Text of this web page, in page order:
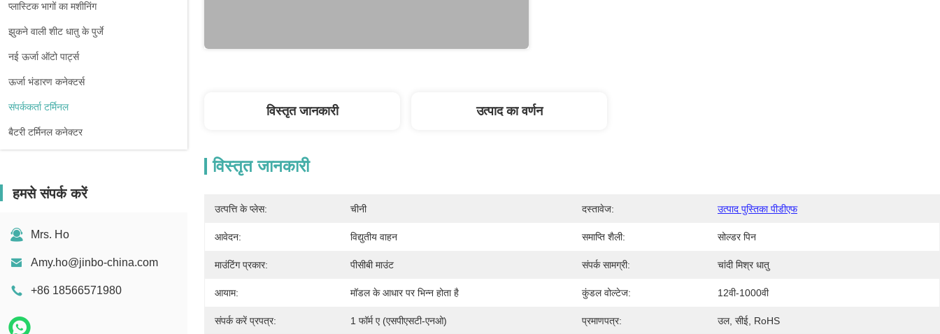
प्लास्टिक भागों का मशीनिंग
झुकने वाली शीट धातु के पुर्जे
नई ऊर्जा ऑटो पार्ट्स
ऊर्जा भंडारण कनेक्टर्स
संपर्ककर्ता टर्मिनल
बैटरी टर्मिनल कनेक्टर
हमसे संपर्क करें
Mrs. Ho
Amy.ho@jinbo-china.com
+86 18566571980
विस्तृत जानकारी उत्पाद का वर्णन
विस्तृत जानकारी
उत्पत्ति के प्लेस: चीनी दस्तावेज: उत्पाद पुस्तिका पीडीएफ
आवेदन: विद्युतीय वाहन समाप्ति शैली: सोल्डर पिन
माउंटिंग प्रकार: पीसीबी माउंट संपर्क सामग्री: चांदी मिश्र धातु
आयाम: मॉडल के आधार पर भिन्न होता है कुंडल वोल्टेज: 12वी-1000वी
संपर्क करें प्रपत्र: 1 फॉर्म ए (एसपीएसटी-एनओ) प्रमाणपत्र: उल, सीई, RoHS